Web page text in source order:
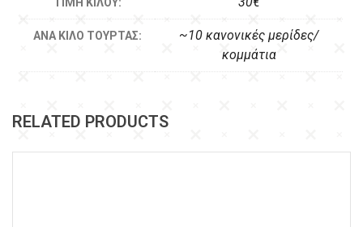
ΑΝΆ ΚΙΛΌ ΤΟΎΡΤΑΣ:
~10 κανονικές μερίδες/
κομμάτια
RELATED PRODUCTS